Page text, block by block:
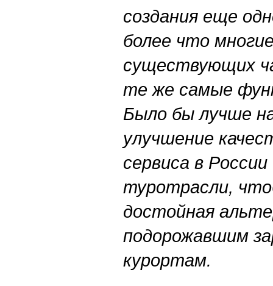
создания еще
более что
существующих
те же самые
Было бы лучше
улучшение
сервиса в
туротрасли,
достойная
подорожавшим
курортам.